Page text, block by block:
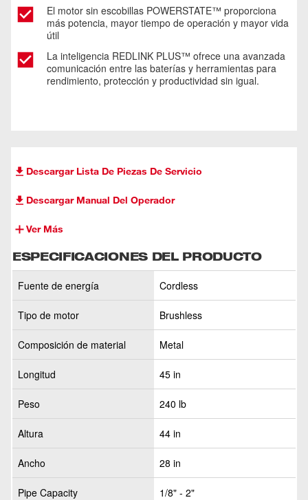
El motor sin escobillas POWERSTATE™ proporciona
más potencia, mayor tiempo de operación y mayor vida
útil
La inteligencia REDLINK PLUS™ ofrece una avanzada
comunicación entre las baterías y herramientas para
rendimiento, protección y productividad sin igual.
Descargar Lista De Piezas De Servicio
Descargar Manual Del Operador
Ver Más
ESPECIFICACIONES DEL PRODUCTO
Fuente de energía Cordless
Tipo de motor Brushless
Composición de material Metal
Longitud 45 in
Peso 240 lb
Altura 44 in
Ancho 28 in
Pipe Capacity 1/8" - 2"